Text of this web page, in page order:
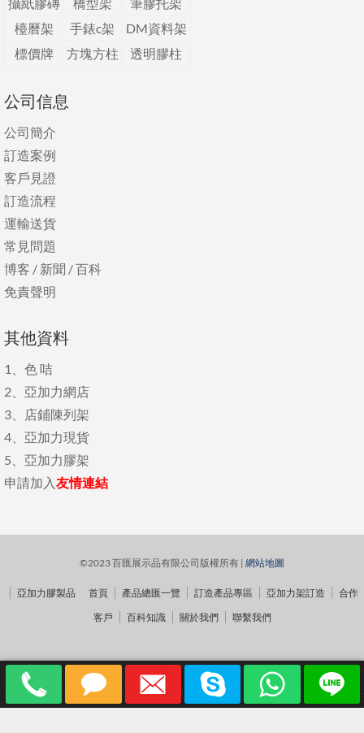
檯曆架
手錶c架
DM資料架
標價牌
方塊方柱 透明膠柱
公司信息
公司簡介
訂造案例
客戶見證
訂造流程
運輸送貨
常見問題
博客 / 新聞 /百科
免責聲明
其他資料
1、 色 咭
2、 亞加力網店
3、
店鋪陳列架
4、 亞加力現貨
5、 亞加力膠架
申請加入友情連結
©2023 百匯展示品有限公司版權所有 | 網站地圖
亞加力膠製品 首頁 產品總匯一覽 訂造產品專區 亞加力架訂造
合作
客戶
百科知識 關於我們 聯繫我們